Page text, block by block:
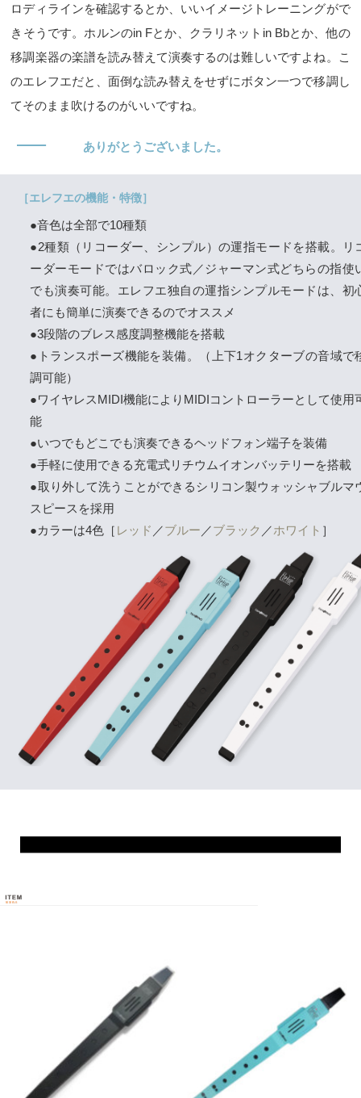
ロディラインを確認するとか、いいイメージトレーニングがで
きそうです。ホルンのin Fとか、クラリネットin Bbとか、他の
移調楽器の楽譜を読み替えて演奏するのは難しいですよね。こ
のエレフエだと、面倒な読み替えをせずにボタン一つで移調し
てそのまま吹けるのがいいですね。
― ありがとうございました。
［エレフエの機能・特徴］
●音色は全部で10種類
●2種類（リコーダー、シンプル）の運指モードを搭載。リ
ーダーモードではバロック式／ジャーマン式どちらの指使
でも演奏可能。エレフエ独自の運指シンプルモードは、初
者にも簡単に演奏できるのでオススメ
●3段階のブレス感度調整機能を搭載
●トランスポーズ機能を装備。（上下1オクターブの音域で
調可能）
●ワイヤレスMIDI機能によりMIDIコントローラーとして使用
能
●いつでもどこでも演奏できるヘッドフォン端子を装備
●手軽に使用できる充電式リチウムイオンバッテリーを搭載
●取り外して洗うことができるシリコン製ウォッシャブルマ
スピースを採用
●カラーは4色［ レッド ／ブルー ／ブラック ／ホワイト ］